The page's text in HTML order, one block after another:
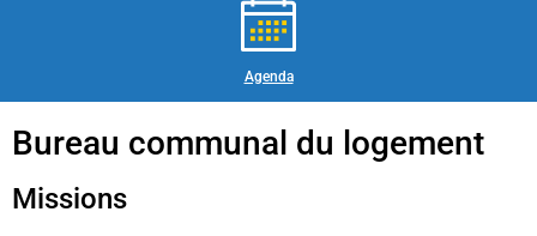
Agenda
Bureau communal du logement
Missions